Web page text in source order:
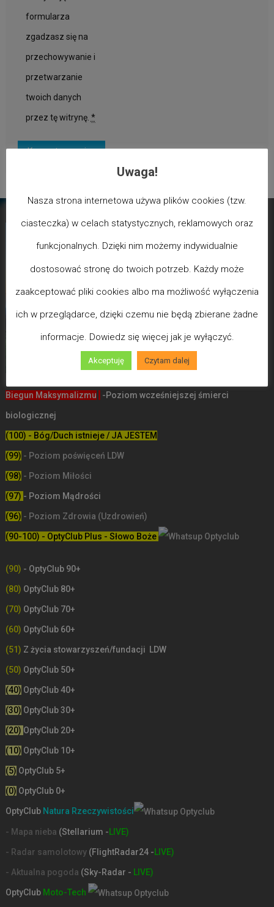
formularza
zgadzasz się na
przechowywanie i
przetwarzanie
twoich danych
przez tę witrynę. *
Biegun Maksymalizmu -Poziom wcześniejszej śmierci
biologicznej
(100) - Bóg/Duch istnieje / JA JESTEM
(99) - Poziom poświęceń LDW
(98) - Poziom Miłości
(97) - Poziom Mądrości
(96) - Poziom Zdrowia (Uzdrowień)
(90-100) - OptyClub Plus - Słowo Boże
(90) - OptyClub 90+
(80) OptyClub 80+
(70) OptyClub 70+
(60) OptyClub 60+
(51) Z życia stowarzyszeń/fundacji LDW
(50) OptyClub 50+
(40) OptyClub 40+
(30) OptyClub 30+
(20) OptyClub 20+
(10) OptyClub 10+
(5) OptyClub 5+
(0) OptyClub 0+
OptyClub Natura Rzeczywistości
- Mapa nieba (Stellarium -LIVE)
- Radar samolotowy (FlightRadar24 -LIVE)
- Aktualna pogoda (Sky-Radar - LIVE)
OptyClub Moto-Tech
Uwaga!
Nasza strona internetowa używa plików cookies (tzw.
ciasteczka) w celach statystycznych, reklamowych oraz
funkcjonalnych. Dzięki nim możemy indywidualnie
dostosować stronę do twoich potrzeb. Każdy może
zaakceptować pliki cookies albo ma możliwość wyłączenia
ich w przeglądarce, dzięki czemu nie będą zbierane żadne
informacje. Dowiedz się więcej jak je wyłączyć.
Akceptuję Czytam dalej